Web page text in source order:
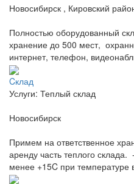
Новосибирск , Кировский
Полностью оборудованный
хранение до 500 мест,
интернет, телефон,
Cклад
Услуги: Теплый склад
Новосибирск
Примем на ответственное
аренду часть теплого
менее +15C при температуре